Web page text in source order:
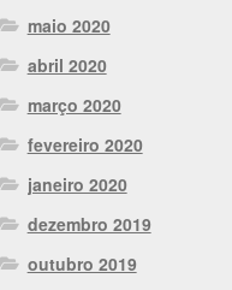
maio 2020
abril 2020
março 2020
fevereiro 2020
janeiro 2020
dezembro 2019
outubro 2019